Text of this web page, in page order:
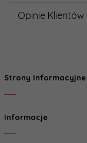
Opinie Klientów
Strony Informacyjne
Informacje